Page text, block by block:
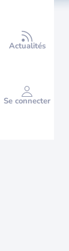
Actualités
Se connecter